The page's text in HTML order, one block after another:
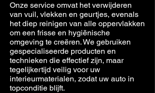
Onze service omvat het verwijderen
van vuil, vlekken en geurtjes, evenals
het diep reinigen van alle oppervlakken
om een frisse en hygiënische
omgeving te creëren. We gebruiken
gespecialiseerde producten en
technieken die effectief zijn, maar
tegelijkertijd veilig voor uw
interieurmaterialen, zodat uw auto in
topconditie blijft.